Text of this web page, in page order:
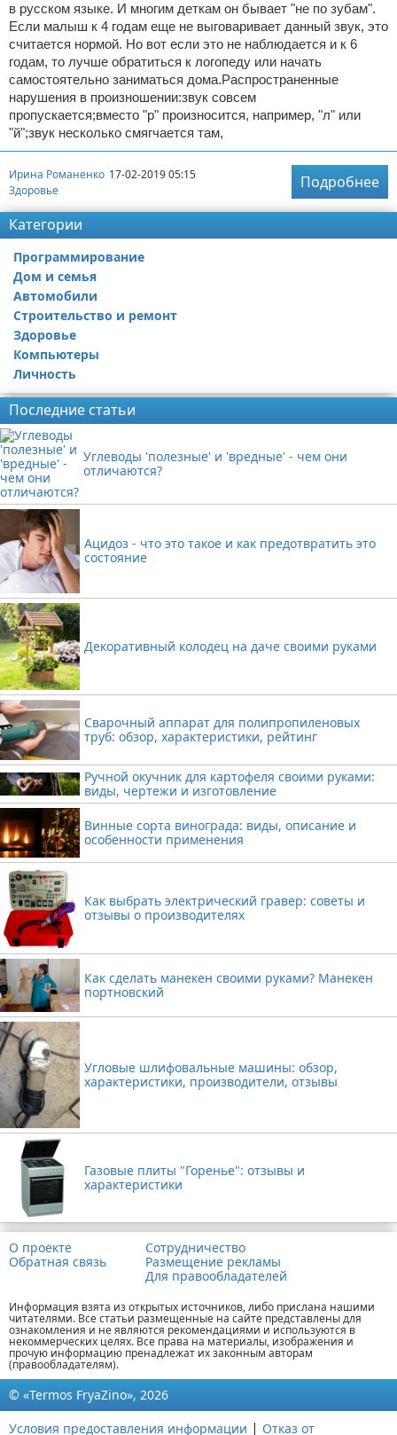
в русском языке. И многим деткам он бывает "не по зубам".
Если малыш к 4 годам еще не выговаривает данный звук, это
считается нормой. Но вот если это не наблюдается и к 6
годам, то лучше обратиться к логопеду или начать
самостоятельно заниматься дома.Распространенные
нарушения в произношении:звук совсем
пропускается;вместо "р" произносится, например, "л" или
"й";звук несколько смягчается там,
Ирина Романенко 17-02-2019 05:15
Здоровье
Подробнее
Категории
Программирование
Дом и семья
Автомобили
Строительство и ремонт
Здоровье
Компьютеры
Личность
Последние статьи
Углеводы 'полезные' и 'вредные' - чем они
отличаются?
Ацидоз - что это такое и как предотвратить это
состояние
Декоративный колодец на даче своими руками
Сварочный аппарат для полипропиленовых
труб: обзор, характеристики, рейтинг
Ручной окучник для картофеля своими руками:
виды, чертежи и изготовление
Винные сорта винограда: виды, описание и
особенности применения
Как выбрать электрический гравер: советы и
отзывы о производителях
Как сделать манекен своими руками? Манекен
портновский
Угловые шлифовальные машины: обзор,
характеристики, производители, отзывы
Газовые плиты "Горенье": отзывы и
характеристики
О проекте
Обратная связь
Сотрудничество
Размещение рекламы
Для правообладателей
Информация взята из открытых источников, либо прислана нашими
читателями. Все статьи размещенные на сайте представлены для
ознакомления и не являются рекомендациями и используются в
некоммерческих целях. Все права на материалы, изображения и
прочую информацию пренадлежат их законным авторам
(правообладателям).
© «Termos FryaZino», 2026
Условия предоставления информации | Отказ от